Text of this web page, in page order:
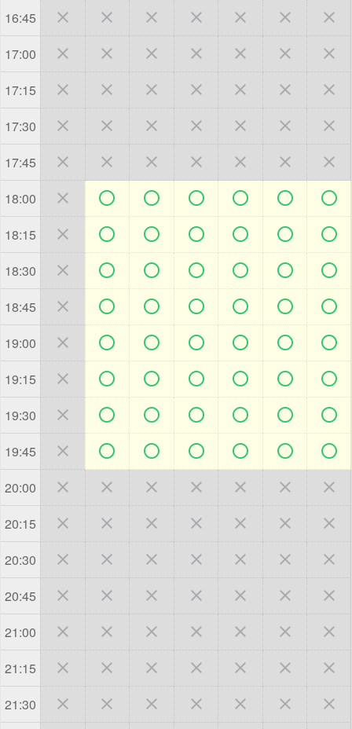
16:45       
17:00       
17:15       
17:30       
17:45       
18:00       
18:15       
18:30       
18:45       
19:00       
19:15       
19:30       
19:45       
20:00       
20:15       
20:30       
20:45       
21:00       
21:15       
21:30       